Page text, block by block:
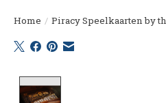
Home / Piracy Speelkaarten by